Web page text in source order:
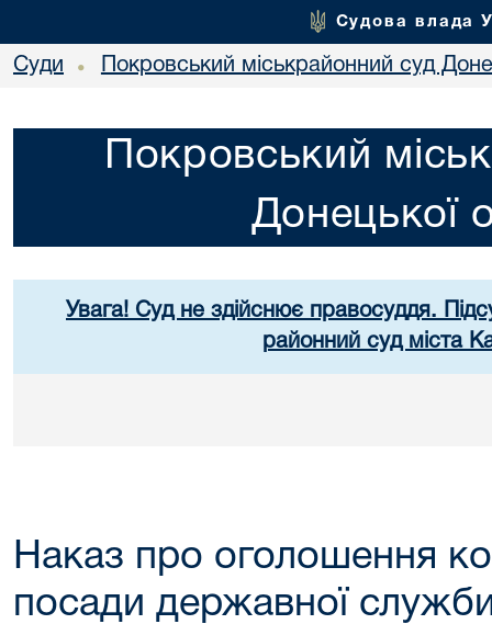
Судова влада
Суди • Покровський міськрайонний суд
Покровський
Донецької
Увага! Суд не здійснює правосуддя.
районний суд міста
Наказ про оголошення
посади державної служби